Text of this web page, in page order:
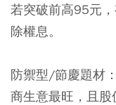
若突破前高95元
除權息。
防禦型/節慶題材
商生意最旺，且